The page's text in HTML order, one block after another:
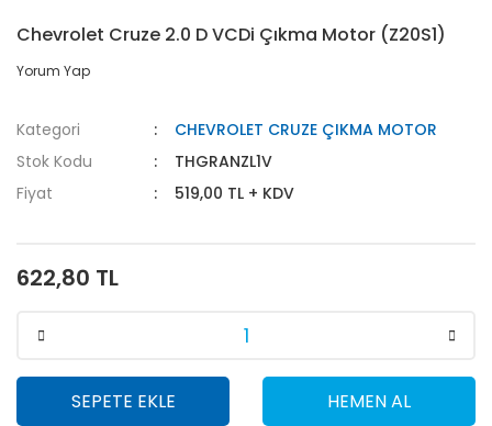
Chevrolet Cruze 2.0 D VCDi Çıkma Motor (Z20S1)
Yorum Yap
Kategori
CHEVROLET CRUZE ÇIKMA MOTOR
Stok Kodu
THGRANZL1V
Fiyat
519,00 TL + KDV
622,80 TL
SEPETE EKLE HEMEN AL